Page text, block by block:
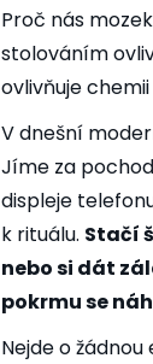
Proč nás
stolováním
ovlivňuje
V dnešní
Jíme za
displeje
k rituálu. Stačí
nebo si dát
pokrmu se
Nejde o